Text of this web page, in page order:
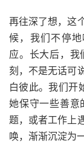
再往深了想，这
候，我们不停地
应。长大后，我
刻，不是无话可
白彼此。我们开
她保守一些善意
题，或者工作上
唤，渐渐沉淀为